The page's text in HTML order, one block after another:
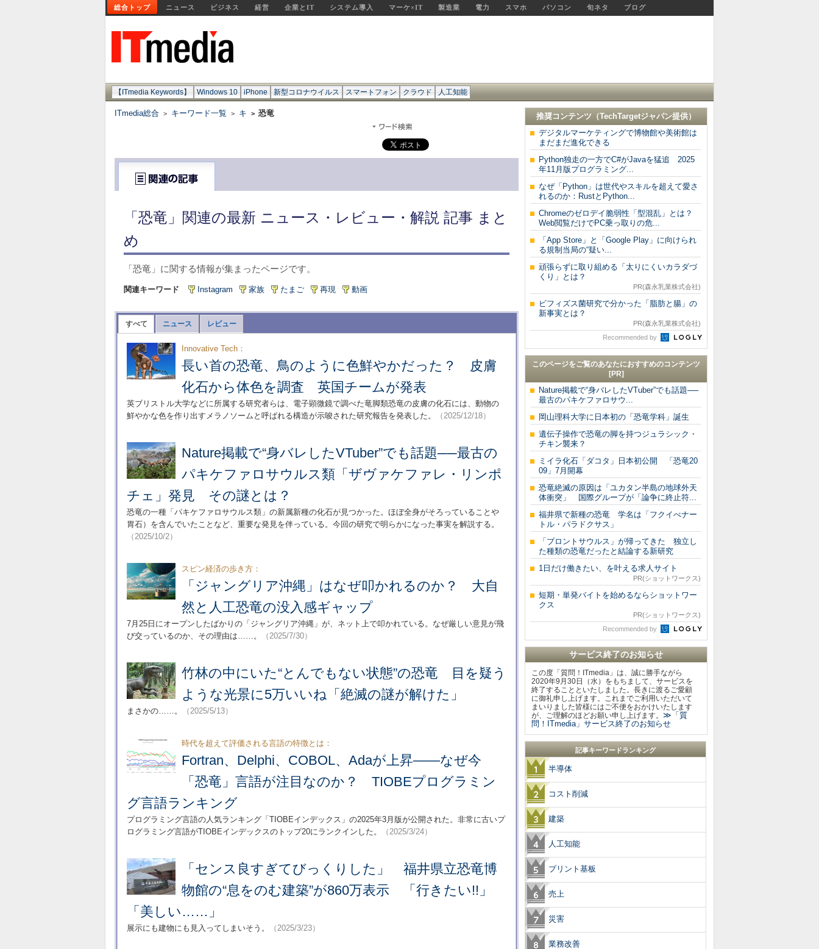
総合トップ ニュース ビジネス 経営 企業とIT システム導入 マーケ×IT 製造業 電力 スマホ パソコン 旬ネタ ブログ
【ITmedia Keywords】 Windows 10 iPhone 新型コロナウイルス スマートフォン クラウド 人工知能
ITmedia総合 > キーワード一覧 > キ > 恐竜
「恐竜」関連の最新 ニュース・レビュー・解説 記事 まと
め
「恐竜」に関する情報が集まったページです。
関連キーワード Instagram 家族 たまご 再現 動画
すべて ニュース レビュー
Innovative Tech：
長い首の恐竜、鳥のように色鮮やかだった？ 皮膚
化石から体色を調査 英国チームが発表
英ブリストル大学などに所属する研究者らは、電子顕微鏡で調べた竜脚類恐竜の皮膚の化石には、動物の
鮮やかな色を作り出すメラノソームと呼ばれる構造が示唆された研究報告を発表した。
（2025/12/18）
Nature掲載で“身バレしたVTuber”でも話題──最古の
パキケファロサウルス類「ザヴァケファレ・リンポ
チェ」発見 その謎とは？
恐竜の一種「パキケファロサウルス類」の新属新種の化石が見つかった。ほぼ全身がそろっていることや
胃石）を含んでいたことなど、重要な発見を伴っている。今回の研究で明らかになった事実を解説する。
（2025/10/2）
スピン経済の歩き方：
「ジャングリア沖縄」はなぜ叩かれるのか？ 大自
然と人工恐竜の没入感ギャップ
7月25日にオープンしたばかりの「ジャングリア沖縄」が、ネット上で叩かれている。なぜ厳しい意見が飛
び交っているのか、その理由は……。
（2025/7/30）
竹林の中にいた“とんでもない状態”の恐竜 目を疑う
ような光景に5万いいね「絶滅の謎が解けた」
まさかの……。 （2025/5/13）
時代を超えて評価される言語の特徴とは：
Fortran、Delphi、COBOL、Adaが上昇――なぜ今
「恐竜」言語が注目なのか？ TIOBEプログラミン
グ言語ランキング
プログラミング言語の人気ランキング「TIOBEインデックス」の2025年3月版が公開された。非常に古いプ
ログラミング言語がTIOBEインデックスのトップ20にランクインした。
（2025/3/24）
「センス良すぎてびっくりした」 福井県立恐竜博
物館の“息をのむ建築”が860万表示 「行きたい!!」
「美しい……」
展示にも建物にも見入ってしまいそう。 （2025/3/23）
推奨コンテンツ（TechTargetジャパン提供）
デジタルマーケティングで博物館や美術館は
まだまだ進化できる
Python独走の一方でC#がJavaを猛追 2025
年11月版プログラミング...
なぜ「Python」は世代やスキルを超えて愛さ
れるのか：RustとPython...
Chromeのゼロデイ脆弱性「型混乱」とは？
Web閲覧だけでPC乗っ取りの危...
「App Store」と「Google Play」に向けられ
る規制当局の“疑い...
頑張らずに取り組める「太りにくいカラダづ
くり」とは？
PR(森永乳業株式会社)
ビフィズス菌研究で分かった「脂肪と腸」の
新事実とは？
PR(森永乳業株式会社)
Recommended by
このページをご覧のあなたにおすすめのコンテンツ
[PR]
Nature掲載で“身バレしたVTuber”でも話題──
最古のパキケファロサウ...
岡山理科大学に日本初の「恐竜学科」誕生
遺伝子操作で恐竜の脚を持つジュラシック・
チキン襲来？
ミイラ化石「ダコタ」日本初公開 「恐竜20
09」7月開幕
恐竜絶滅の原因は「ユカタン半島の地球外天
体衝突」 国際グループが「論争に終止符...
福井県で新種の恐竜 学名は「フクイべナー
トル・パラドクサス」
「ブロントサウルス」が帰ってきた 独立し
た種類の恐竜だったと結論する新研究
1日だけ働きたい、を叶える求人サイト
PR(ショットワークス)
短期・単発バイトを始めるならショットワー
クス
PR(ショットワークス)
Recommended by
サービス終了のお知らせ
この度「質問！ITmedia」は、誠に勝手ながら
2020年9月30日（水）をもちまして、サービスを
終了することといたしました。長きに渡るご愛顧
に御礼申し上げます。これまでご利用いただいて
まいりました皆様にはご不便をおかけいたします
が、ご理解のほどお願い申し上げます。 ≫「質
問！ITmedia」サービス終了のお知らせ
記事キーワードランキング
半導体
コスト削減
建築
人工知能
プリント基板
売上
災害
業務改善